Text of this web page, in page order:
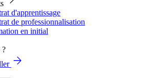
d'apprentissage
de professionnalisation
en initial
?